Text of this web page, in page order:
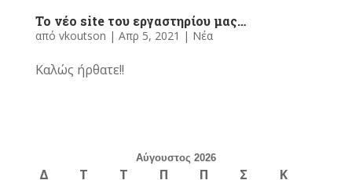
Το νέο site του εργαστηρίου μας…
από vkoutson | Απρ 5, 2021 | Νέα
Καλώς ήρθατε!!
Αύγουστος 2026
Δ Τ Τ Π Π Σ
Κ